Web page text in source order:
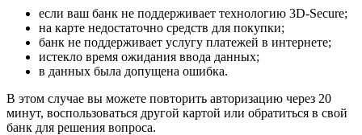
если ваш банк не поддерживает технологию 3D-Secure;
на карте недостаточно средств для покупки;
банк не поддерживает услугу платежей в интернете;
истекло время ожидания ввода данных;
в данных была допущена ошибка.
В этом случае вы можете повторить авторизацию через 20
минут, воспользоваться другой картой или обратиться в свой
банк для решения вопроса.